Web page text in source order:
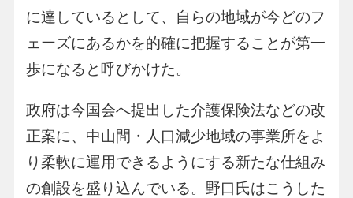
に達しているとして、自らの地域が今どのフ
ェーズにあるかを的確に把握することが第一
歩になると呼びかけた。
政府は今国会へ提出した介護保険法などの改
正案に、中山間・人口減少地域の事業所をよ
り柔軟に運用できるようにする新たな仕組み
の創設を盛り込んでいる。野口氏はこうした